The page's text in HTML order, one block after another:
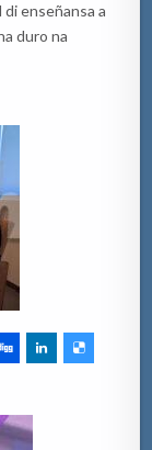
di enseñansaa
duro na